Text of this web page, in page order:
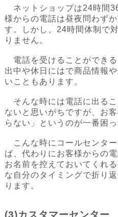
ネットショップは24時間
様からの電話は昼夜問わず
す。しかし、24時間体制で
りません。
電話を受けることができ
出中や休日にはで商品情報
いこともあります。
そんな時には電話に出るこ
ないと思いがちですが、お
らない」というのが一番困
こんな時にコールセンタ
ば、代わりにお客様からの
お名前を控えておいてくれ
な自分のタイミングで折り
ります。
(3)カスタマーセンター